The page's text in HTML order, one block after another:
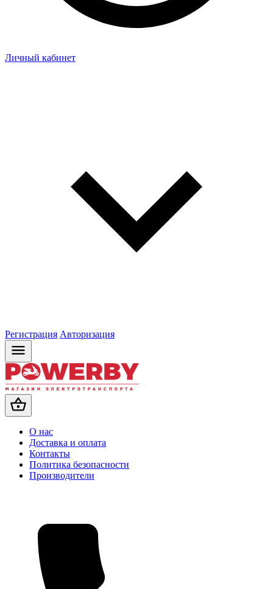
Личный кабинет
Регистрация Авторизация
О нас
Доставка и оплата
Контакты
Политика безопасности
Производители